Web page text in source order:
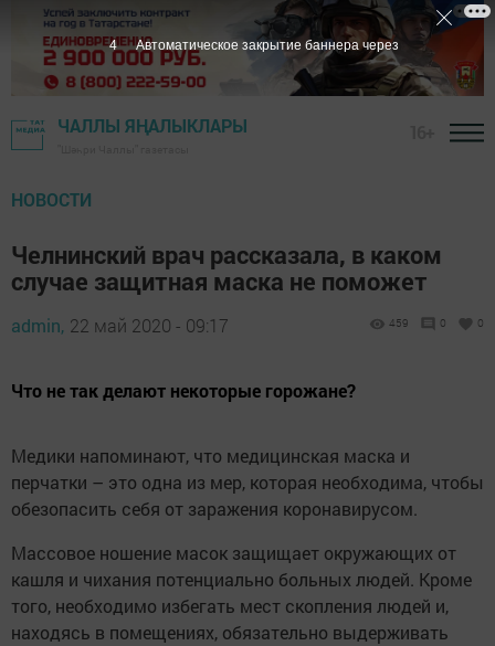
ЧАЛЛЫ ЯҢАЛЫКЛАРЫ
НОВОСТИ
Челнинский врач рассказала, в каком
случае защитная маска не поможет
admin, 22 май 2020 - 09:17 459 0 0
Что не так делают некоторые горожане?
Медики напоминают, что медицинская маска и
перчатки – это одна из мер, которая необходима, чтобы
обезопасить себя от заражения коронавирусом.
Массовое ношение масок защищает окружающих от
кашля и чихания потенциально больных людей. Кроме
того, необходимо избегать мест скопления людей и,
находясь в помещениях, обязательно выдерживать
3 Автоматическое закрытие баннера через